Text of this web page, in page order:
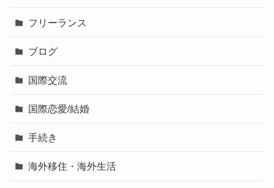
フリーランス
ブログ
国際交流
国際恋愛/結婚
手続き
海外移住・海外生活